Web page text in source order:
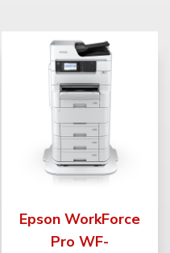
Epson WorkForce
Pro WF-